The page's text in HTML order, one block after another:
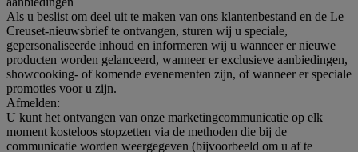
Als u beslist om deel uit te maken van ons klantenbestand en de Le
Creuset-nieuwsbrief te ontvangen, sturen wij u speciale,
gepersonaliseerde inhoud en informeren wij u wanneer er nieuwe
producten worden gelanceerd, wanneer er exclusieve aanbiedingen,
showcooking- of komende evenementen zijn, of wanneer er speciale
promoties voor u zijn.
Afmelden:
U kunt het ontvangen van onze marketingcommunicatie op elk
moment kosteloos stopzetten via de methoden die bij de
communicatie worden weergegeven (bijvoorbeeld om u af te